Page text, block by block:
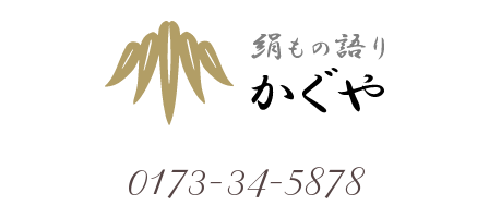
0173-34-5878